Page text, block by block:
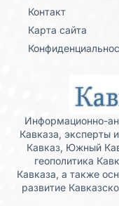
Контакт
Карта сайта
Информационно-
Кавказа, эксперты
Кавказ, Южный
геополитика
Кавказа, а также
развитие